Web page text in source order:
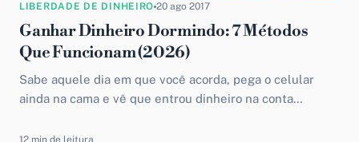
LIBERDADE DE DINHEIRO 20 ago 2017
Ganhar Dinheiro Dormindo: 7 Métodos
Que Funcionam (2026)
Sabe aquele dia em que você acorda, pega o celular
ainda na cama e vê que entrou dinheiro na conta
12 min de leitura